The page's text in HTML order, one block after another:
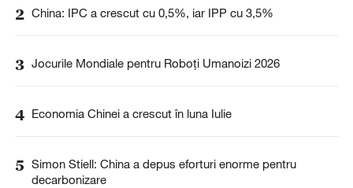
2 China: IPC a crescut cu 0,5%, iar IPP cu 3,5%
3 Jocurile Mondiale pentru Roboți Umanoizi 2026
4 Economia Chinei a crescut în luna Iulie
5 Simon Stiell: China a depus eforturi enorme pentru
decarbonizare